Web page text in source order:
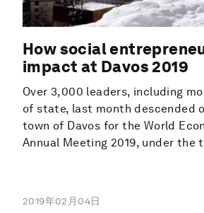
How social
impact at Davos 2019
Over 3,000 leaders, including
of state, last month descended
town of Davos for the World
Annual Meeting 2019, under the
2019年02月04日